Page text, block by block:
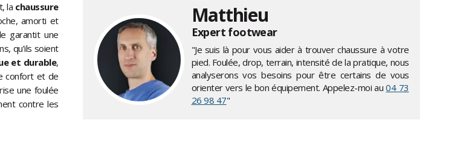
la chaussure
amorti et
garantit une
qu’ils soient
et durable,
confort et de
une foulée
contre les
Matthieu
Expert footwear
"Je suis là pour vous aider à trouver chaussure à votre
pied. Foulée, drop, terrain, intensité de la pratique, nous
analyserons vos besoins pour être certains de vous
orienter vers le bon équipement. Appelez-moi au04 73
26 98 47"